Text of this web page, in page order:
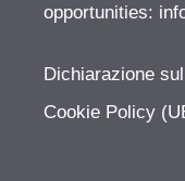
opportunities:
Dichiarazione
Cookie Policy